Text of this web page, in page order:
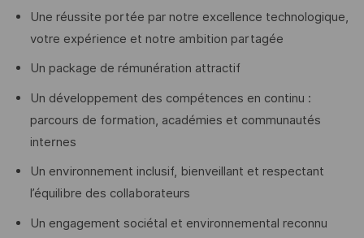
Une réussite portée par notre excellence technologique,
votre expérience et notre ambition partagée
Un package de rémunération attractif
Un développement des compétences en continu :
parcours de formation, académies et communautés
internes
Un environnement inclusif, bienveillant et respectant
l’équilibre des collaborateurs
Un engagement sociétal et environnemental reconnu